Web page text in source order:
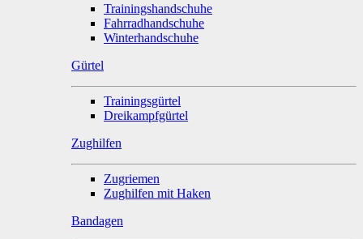
Trainingshandschuhe
Fahrradhandschuhe
Winterhandschuhe
Gürtel
Trainingsgürtel
Dreikampfgürtel
Zughilfen
Zugriemen
Zughilfen mit Haken
Bandagen